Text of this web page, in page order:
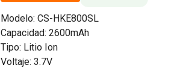
Modelo: CS-HKE800SL
Capacidad: 2600mAh
Tipo: Litio Ion
Voltaje: 3.7V